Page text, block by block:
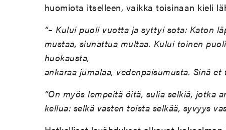
huomiota itselleen, vaikka toisinaan kieli
”– Kului puoli vuotta ja syttyi sota: Katon
mustaa, siunattua multaa. Kului toinen
huokausta,
ankaraa jumalaa, vedenpaisumusta. Sinä
”On myös lempeitä öitä, sulia selkiä, jotka
kellua: selkä vasten toista selkää, syvyys